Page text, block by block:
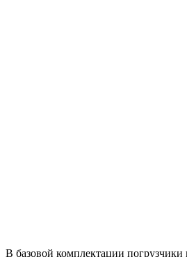
В базовой комплектации